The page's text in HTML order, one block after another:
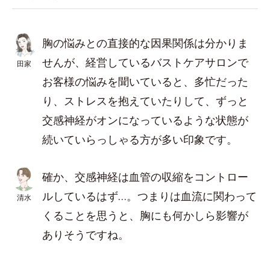
田家
胸の悩みとの直接的な因果関係は分かりま
せんが、経営しているバストケアサロンで
お客様の悩みを聞いていると、多忙だった
り、ストレスを抱えていたりして、ずっと
交感神経がオンになっているような状態が
続いていらっしゃる方が多い印象です。
清水
確か、交感神経は血管の収縮をコントロー
ルしているはず…。つまりは血流に関わって
くることを思うと、胸にも何かしら影響が
ありそうですね。